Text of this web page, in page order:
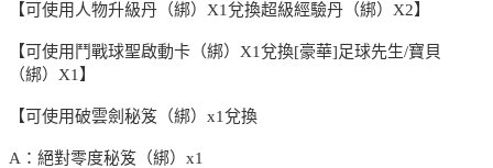
【可使用人物升級丹（綁）X1兌換超級經驗丹（綁）X2】
【可使用鬥戰球聖啟動卡（綁）X1兌換[豪華]足球先生/寶貝
（綁）X1】
【可使用破雲劍秘笈（綁）x1兌換
A：絕對零度秘笈（綁）x1